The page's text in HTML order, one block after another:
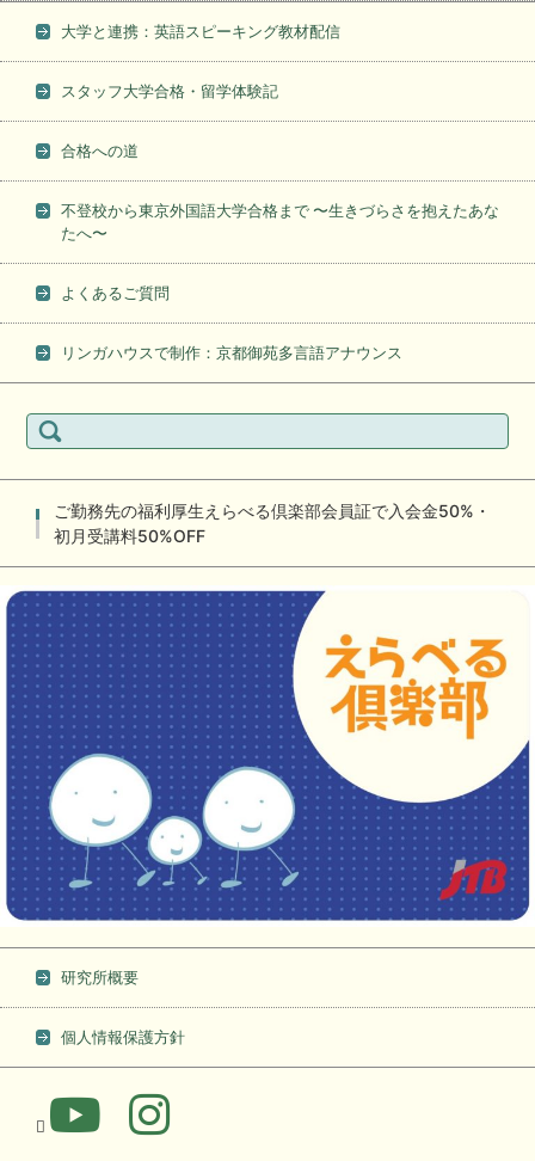
大学と連携：英語スピーキング教材配信
スタッフ大学合格・留学体験記
合格への道
不登校から東京外国語大学合格まで 〜生きづらさを抱えたあな
たへ〜
よくあるご質問
リンガハウスで制作：京都御苑多言語アナウンス
索:
ご勤務先の福利厚生えらべる倶楽部会員証で入会金50%・
初月受講料50%OFF
研究所概要
個人情報保護方針